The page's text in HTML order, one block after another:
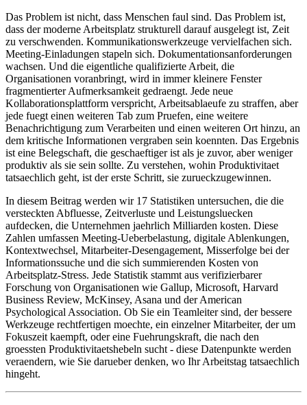
Das Problem ist nicht, dass Menschen faul sind. Das Problem ist,
dass der moderne Arbeitsplatz strukturell darauf ausgelegt ist, Zeit
zu verschwenden. Kommunikationswerkzeuge vervielfachen sich.
Meeting-Einladungen stapeln sich. Dokumentationsanforderungen
wachsen. Und die eigentliche qualifizierte Arbeit, die
Organisationen voranbringt, wird in immer kleinere Fenster
fragmentierter Aufmerksamkeit gedraengt. Jede neue
Kollaborationsplattform verspricht, Arbeitsablaeufe zu straffen, aber
jede fuegt einen weiteren Tab zum Pruefen, eine weitere
Benachrichtigung zum Verarbeiten und einen weiteren Ort hinzu, an
dem kritische Informationen vergraben sein koennten. Das Ergebnis
ist eine Belegschaft, die geschaeftiger ist als je zuvor, aber weniger
produktiv als sie sein sollte. Zu verstehen, wohin Produktivitaet
tatsaechlich geht, ist der erste Schritt, sie zurueckzugewinnen.
In diesem Beitrag werden wir 17 Statistiken untersuchen, die die
versteckten Abfluesse, Zeitverluste und Leistungsluecken
aufdecken, die Unternehmen jaehrlich Milliarden kosten. Diese
Zahlen umfassen Meeting-Ueberbelastung, digitale Ablenkungen,
Kontextwechsel, Mitarbeiter-Desengagement, Misserfolge bei der
Informationssuche und die sich summierenden Kosten von
Arbeitsplatz-Stress. Jede Statistik stammt aus verifizierbarer
Forschung von Organisationen wie Gallup, Microsoft, Harvard
Business Review, McKinsey, Asana und der American
Psychological Association. Ob Sie ein Teamleiter sind, der bessere
Werkzeuge rechtfertigen moechte, ein einzelner Mitarbeiter, der um
Fokuszeit kaempft, oder eine Fuehrungskraft, die nach den
groessten Produktivitaetshebeln sucht - diese Datenpunkte werden
veraendern, wie Sie darueber denken, wo Ihr Arbeitstag tatsaechlich
hingeht.